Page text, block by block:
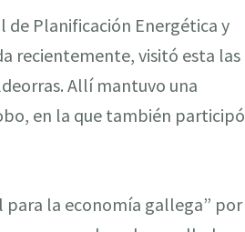
Planificación Energética y
recientemente, visitó esta las
Allí mantuvo una
en la que también participó
para la economía gallega” por